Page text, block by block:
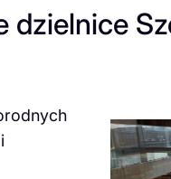
dzielnice